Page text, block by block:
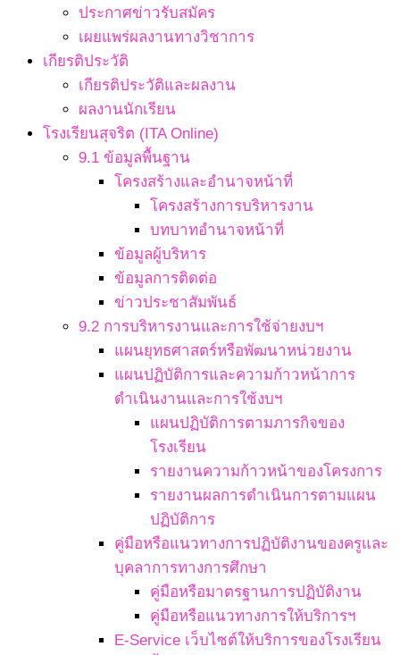
ประกาศข่าวรับสมัคร
เผยแพร่ผลงานทางวิชาการ
เกียรติประวัติ
เกียรติประวัติและผลงาน
ผลงานนักเรียน
โรงเรียนสุจริต (ITA Online)
9.1 ข้อมูลพื้นฐาน
โครงสร้างและอำนาจหน้าที่
โครงสร้างการบริหารงาน
บทบาทอำนาจหน้าที่
ข้อมูลผู้บริหาร
ข้อมูลการติดต่อ
ข่าวประชาสัมพันธ์
9.2 การบริหารงานและการใช้จ่ายงบฯ
แผนยุทธศาสตร์หรือพัฒนาหน่วยงาน
แผนปฏิบัติการและความก้าวหน้าการ
ดำเนินงานและการใช้งบฯ
แผนปฏิบัติการตามภารกิจของ
โรงเรียน
รายงานความก้าวหน้าของโครงการ
รายงานผลการดำเนินการตามแผน
ปฏิบัติการ
คู่มือหรือแนวทางการปฏิบัติงานของครูและ
บุคลาการทางการศึกษา
คู่มือหรือมาตรฐานการปฏิบัติงาน
คู่มือหรือแนวทางการให้บริการฯ
E-Service เว็บไซต์ให้บริการของโรงเรียน